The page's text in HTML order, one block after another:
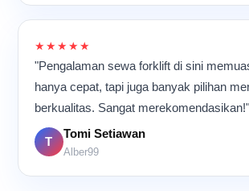
★★★★★
"Pengalaman sewa forklift di sini
hanya cepat, tapi juga banyak pilihan
berkualitas. Sangat merekomendasikan!"
T
Tomi Setiawan
Alber99